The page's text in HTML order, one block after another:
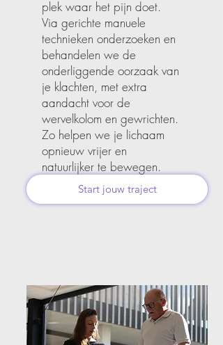
plek waar het pijn doet.
Via gerichte manuele
technieken onderzoeken en
behandelen we de
onderliggende oorzaak van
je klachten, met extra
aandacht voor de
wervelkolom en gewrichten.
Zo helpen we je lichaam
opnieuw vrijer en
natuurlijker te bewegen.
Start jouw traject